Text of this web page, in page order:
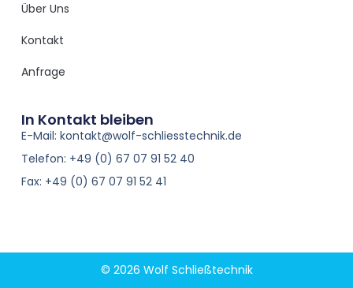
In Kontakt bleiben
E-Mail: kontakt@wolf-schliesstechnik.de
Telefon: +49 (0) 67 07 91 52 40
Fax: +49 (0) 67 07 91 52 41
Über Uns
Kontakt
Anfrage
© 2026 Wolf Schließtechnik